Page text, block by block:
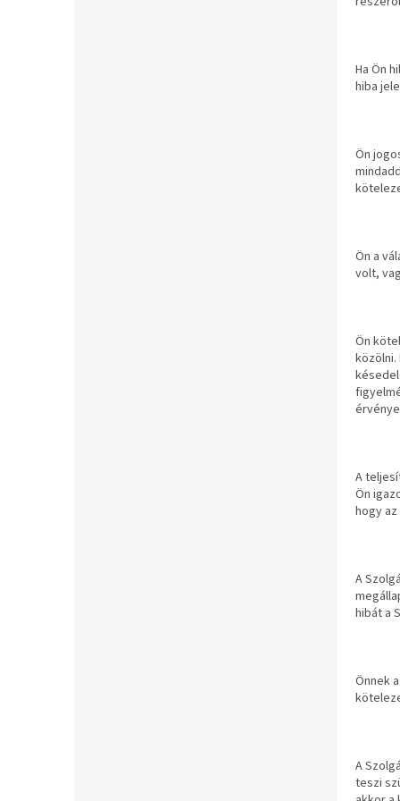
Ha Ön
hiba
Ön
Ön a
volt,
Ön
A
Ön
hogy
A
hibát a
Önnek
A
teszi